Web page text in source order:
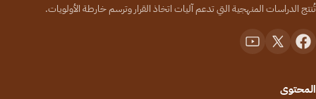
تُنتج الدراسات المنهجية التي تدعم آليات اتخاذ القرار وترسم خارطة الأولويات.
المحتوى